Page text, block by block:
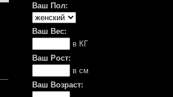
Ваш Пол:
Ваш Вес:
в КГ
Ваш Рост:
в см
Ваш Возраст: